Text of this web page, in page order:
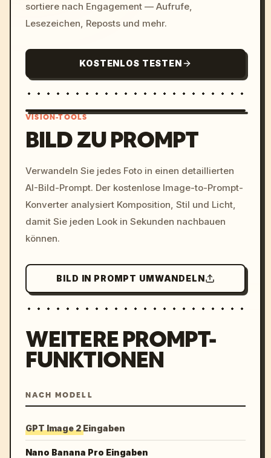
sortiere nach Engagement — Aufrufe,
Lesezeichen, Reposts und mehr.
KOSTENLOS TESTEN
c, cyberpunk sunset, neon
colors, 8k --v 6.0
VISION-TOOLS
BILD ZU PROMPT
Verwandeln Sie jedes Foto in einen detaillierten
AI-Bild-Prompt. Der kostenlose Image-to-Prompt-
Konverter analysiert Komposition, Stil und Licht,
damit Sie jeden Look in Sekunden nachbauen
können.
BILD IN PROMPT UMWANDELN
WEITERE PROMPT-
FUNKTIONEN
NACH MODELL
GPT Image 2 Eingaben
Nano Banana Pro Eingaben